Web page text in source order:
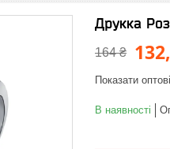
Друкка
164 ₴
Показати
В наявності